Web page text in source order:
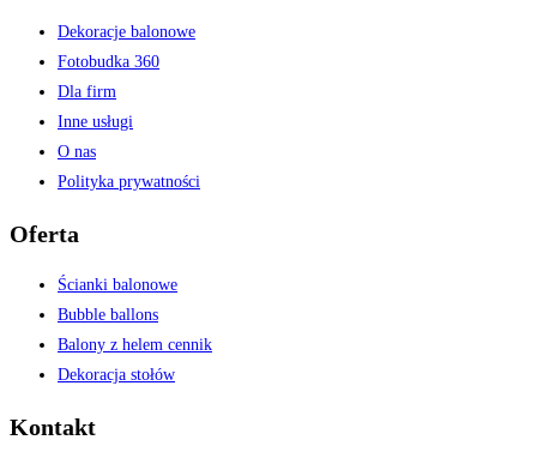
Dekoracje balonowe
Fotobudka 360
Dla firm
Inne usługi
O nas
Polityka prywatności
Oferta
Ścianki balonowe
Bubble ballons
Balony z helem cennik
Dekoracja stołów
Kontakt